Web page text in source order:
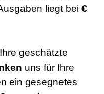
liegt bei€
geschätzte
uns für Ihre
ein gesegnetes